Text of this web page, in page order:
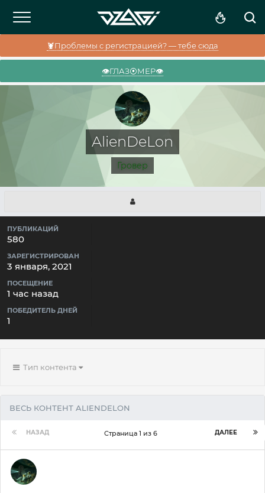
🦞Проблемы с регистрацией? — тебе сюда
👁️ГЛАЗ⦿МЕР👁️
AlienDeLon
Гровер
ПУБЛИКАЦИЙ
580
ЗАРЕГИСТРИРОВАН
3 января, 2021
ПОСЕЩЕНИЕ
1 час назад
ПОБЕДИТЕЛЬ ДНЕЙ
1
Тип контента
ВЕСЬ КОНТЕНТ ALIENDELON
НАЗАД ДАЛЕЕ
Страница 1 из 6